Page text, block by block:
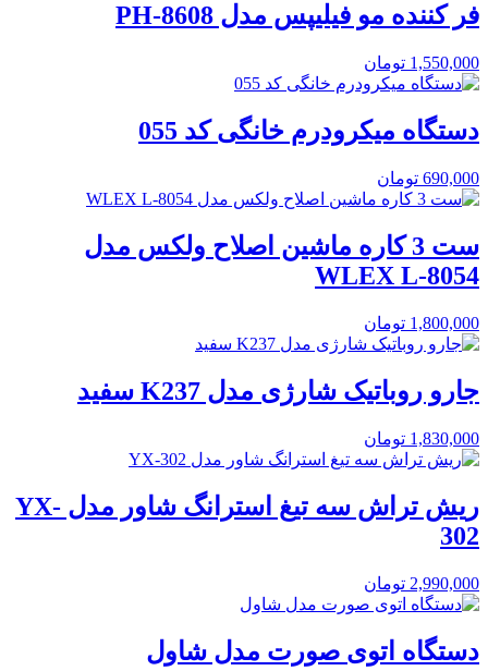
فر کننده مو فیلیپس مدل PH-8608
1,550,000 تومان
دستگاه میکرودرم خانگی کد 055
690,000 تومان
ست 3 کاره ماشین اصلاح ولکس مدل
WLEX L-8054
1,800,000 تومان
جارو روباتیک شارژی مدل K237 سفید
1,830,000 تومان
ریش تراش سه تیغ استرانگ شاور مدل YX-
302
2,990,000 تومان
دستگاه اتوی صورت مدل شاول